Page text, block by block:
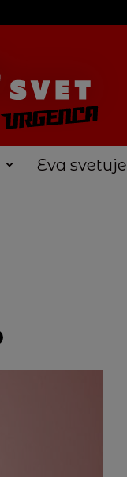
Eva svetuje